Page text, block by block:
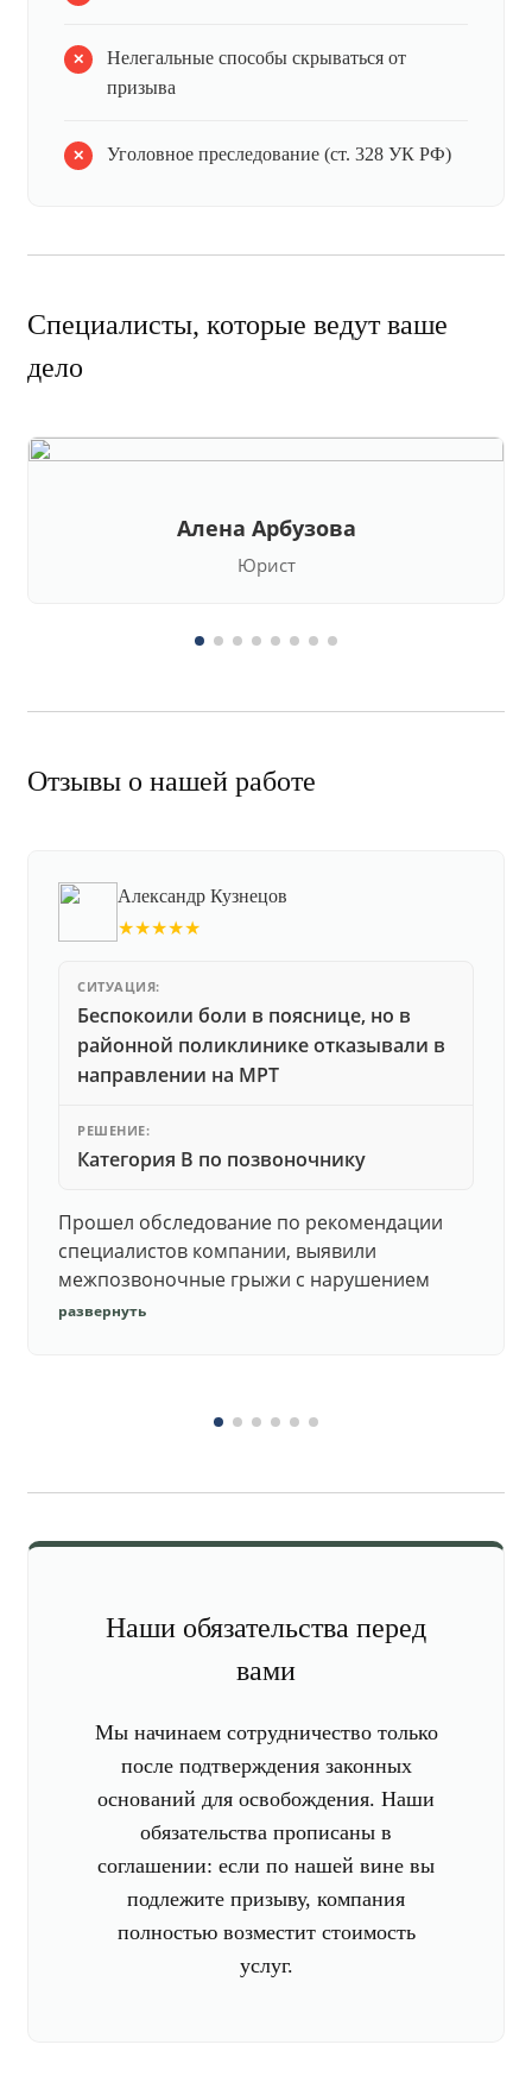
Нелегальные способы скрываться от
призыва
Уголовное преследование (ст. 328 УК РФ)
Специалисты, которые ведут ваше
дело
Алена Арбузова
Юрист
Отзывы о нашей работе
Александр Кузнецов
★★★★★
СИТУАЦИЯ:
Беспокоили боли в пояснице, но в
районной поликлинике отказывали в
направлении на МРТ
РЕШЕНИЕ:
Категория В по позвоночнику
Прошел обследование по рекомендации
специалистов компании, выявили
межпозвоночные грыжи с нарушением
функций. Юристы подготовили документы,
развернуть
Наши обязательства перед
вами
Мы начинаем сотрудничество только
после подтверждения законных
оснований для освобождения. Наши
обязательства прописаны в
соглашении: если по нашей вине вы
подлежите призыву, компания
полностью возместит стоимость
услуг.